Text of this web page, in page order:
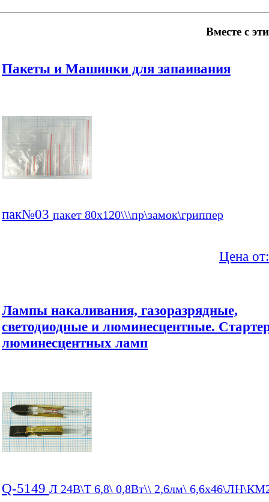
Вместе с
Пакеты и Машинки для запаивания
пак№03 пакет 80x120\\\пр\замок\гриппер
Цена
Лампы накаливания, газоразрядные,
светодиодные и люминесцентные.
люминесцентных ламп
Q-5149 Л 24В\T 6,8\ 0,8Вт\\ 2,6лм\